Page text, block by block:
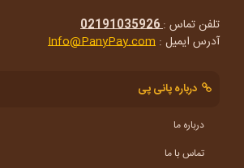
تلفن تماس :02191035926
آدرس ایمیل : Info@PanyPay.com
درباره پانی پی
درباره ما
تماس با ما